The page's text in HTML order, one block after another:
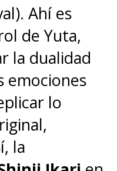
Ahí es
de Yuta,
la dualidad
emociones
lo
la